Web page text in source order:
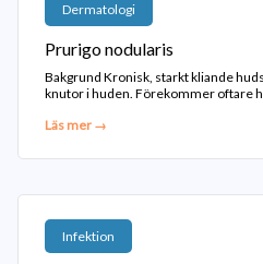
Dermatologi
Prurigo nodularis
Bakgrund Kronisk, starkt kliande
knutor i huden. Förekommer oftare
Läs mer →
Infektion